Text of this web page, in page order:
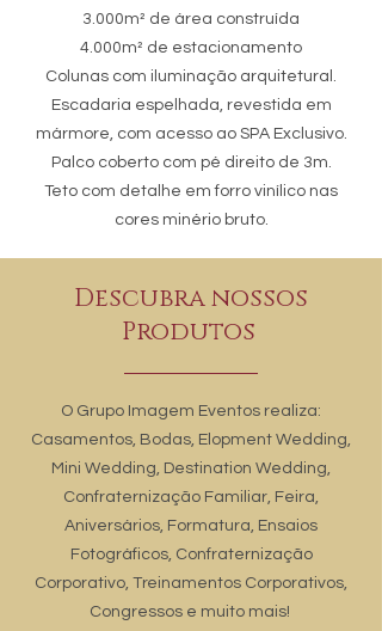
3.000m² de área construída
4.000m² de estacionamento
Colunas com iluminação arquitetural.
Escadaria espelhada, revestida em
mármore, com acesso ao SPA Exclusivo.
Palco coberto com pé direito de 3m.
Teto com detalhe em forro vinílico nas
cores minério bruto.
Descubra nossos
Produtos
O Grupo Imagem Eventos realiza:
Casamentos, Bodas, Elopment Wedding,
Mini Wedding, Destination Wedding,
Confraternização Familiar, Feira,
Aniversários, Formatura, Ensaios
Fotográficos, Confraternização
Corporativo, Treinamentos Corporativos,
Congressos e muito mais!